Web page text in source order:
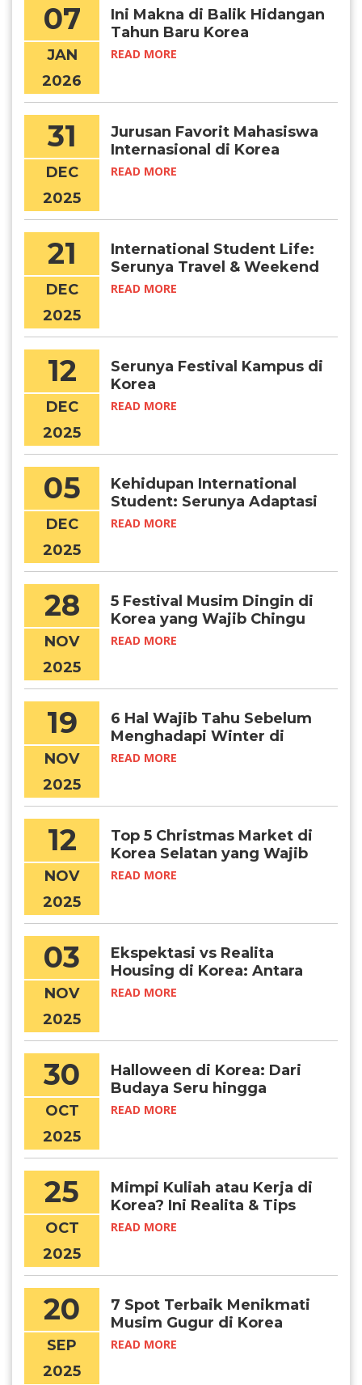
07
JAN
2026
Ini Makna di Balik Hidangan
Tahun Baru Korea
READ MORE
31
DEC
2025
Jurusan Favorit Mahasiswa
Internasional di Korea
READ MORE
21
DEC
2025
International Student Life:
Serunya Travel & Weekend
Getaways di Korea
READ MORE
12
DEC
2025
Serunya Festival Kampus di
Korea
READ MORE
05
DEC
2025
Kehidupan International
Student: Serunya Adaptasi
di Korea
READ MORE
28
NOV
2025
5 Festival Musim Dingin di
Korea yang Wajib Chingu
Kunjungi
READ MORE
19
NOV
2025
6 Hal Wajib Tahu Sebelum
Menghadapi Winter di
Korea
READ MORE
12
NOV
2025
Top 5 Christmas Market di
Korea Selatan yang Wajib
Kamu Kunjungi, Chingu!
READ MORE
03
NOV
2025
Ekspektasi vs Realita
Housing di Korea: Antara
Foto Dabang dan Kondisi
READ MORE
30
OCT
2025
Halloween di Korea: Dari
Budaya Seru hingga
Tragedi Itaewon, dan
READ MORE
25
OCT
2025
Mimpi Kuliah atau Kerja di
Korea? Ini Realita & Tips
Suksesnya, Chingudeul!
READ MORE
20
SEP
2025
7 Spot Terbaik Menikmati
Musim Gugur di Korea
Selatan
READ MORE